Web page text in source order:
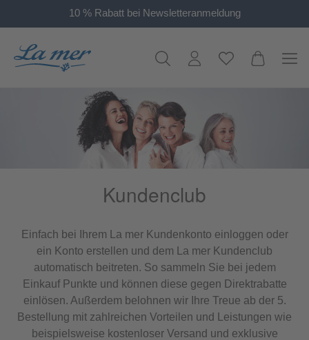
10 % Rabatt bei Newsletteranmeldung
Kundenclub
Einfach bei Ihrem La mer Kundenkonto einloggen oder
ein Konto erstellen und dem La mer Kundenclub
automatisch beitreten. So sammeln Sie bei jedem
Einkauf Punkte und können diese gegen Direktrabatte
einlösen. Außerdem belohnen wir Ihre Treue ab der 5.
Bestellung mit zahlreichen Vorteilen und Leistungen wie
beispielsweise kostenloser Versand und exklusive